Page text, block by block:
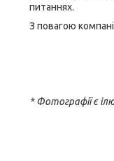
питаннях.
З повагою
* Фотографії є